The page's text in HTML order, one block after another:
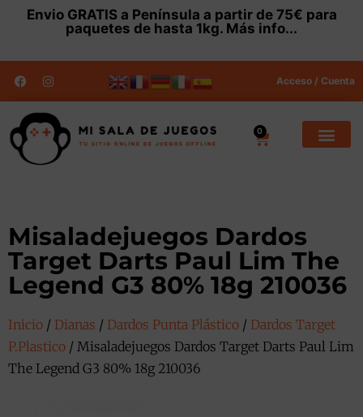
Envio GRATISa Península a partir de 75€ para
paquetes de hasta 1kg. Más info...
Acceso / Cuenta
0
Misaladejuegos Dardos
Target Darts Paul Lim The
Legend G3 80% 18g 210036
Inicio / Dianas / Dardos Punta Plástico / Dardos Target
P.Plastico / Misaladejuegos Dardos Target Darts Paul Lim
The Legend G3 80% 18g 210036